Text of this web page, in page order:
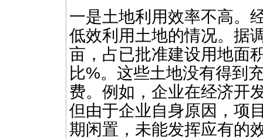
一是土地利用效率不高。
低效利用土地的情况。据
亩，占已批准建设用地面
比%。这些土地没有得到
费。例如，企业在经济开
但由于企业自身原因，项
期闲置，未能发挥应有的